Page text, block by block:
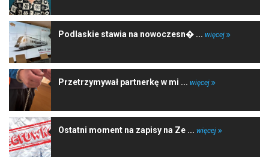
Podlaskie stawia na nowoczesn� ... więcej
Przetrzymywał partnerkę w mi ... więcej
Ostatni moment na zapisy na Ze ... więcej